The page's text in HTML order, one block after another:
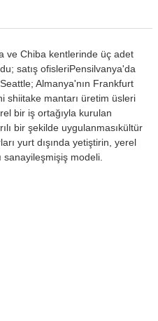
ve Chiba kentlerinde üç adet
satış ofisleriPensilvanya'da
Seattle; Almanya'nın Frankfurt
shiitake mantarı üretim üsleri
bir iş ortağıyla kurulan
bir şekilde uygulanmasıkültür
yurt dışında yetiştirin, yerel
sanayileşmişiş modeli.